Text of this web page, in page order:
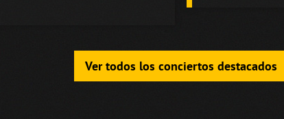
Ver todos los conciertos destacados